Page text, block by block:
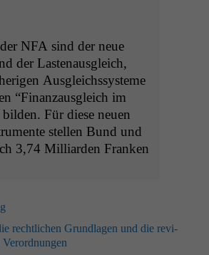
NFA sind der neue
der Las­te­naus­gle­ich,
Aus­gle­ichssys­teme
“Finan­zaus­gle­ich im
Für diese neuen
stellen Bund und
3,74 Mil­liar­den Franken
rechtlichen Grund­la­gen und die rev­i­